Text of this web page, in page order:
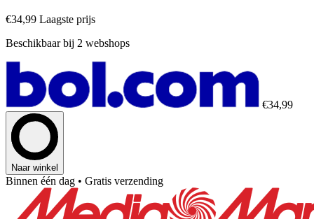
€34,99 Laagste prijs
Beschikbaar bij 2 webshops
€34,99
Naar winkel
Binnen één dag • Gratis verzending